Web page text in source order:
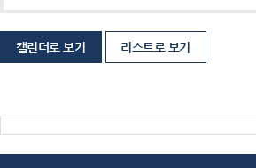
캘린더로 보기 리스트로 보기